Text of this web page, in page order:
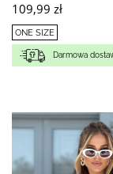
109,99 zł
ONE SIZE
Darmowa